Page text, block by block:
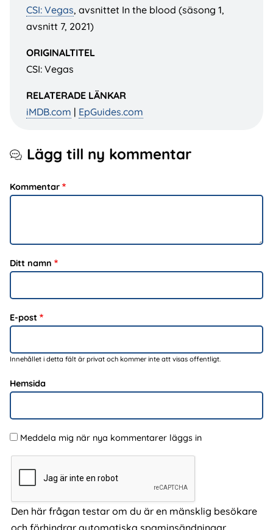
CSI: Vegas, avsnittet In the blood (säsong 1,
avsnitt 7, 2021)
ORIGINALTITEL
CSI: Vegas
RELATERADE LÄNKAR
iMDB.com | EpGuides.com
Lägg till ny kommentar
Kommentar
Ditt namn
E-post
Innehållet i detta fält är privat och kommer inte att visas offentligt.
Hemsida
Meddela mig när nya kommentarer läggs in
Den här frågan testar om du är en mänsklig besökare